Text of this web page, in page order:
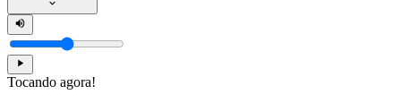
Tocando agora!